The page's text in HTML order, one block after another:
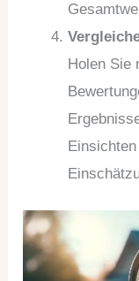
Holen Sie